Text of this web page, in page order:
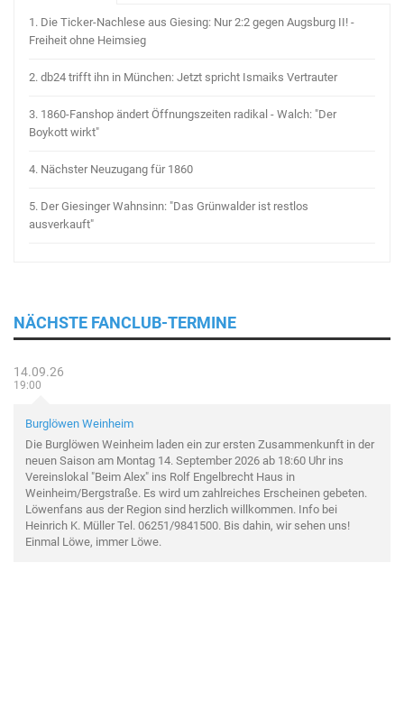
1. Die Ticker-Nachlese aus Giesing: Nur 2:2 gegen Augsburg II! -
Freiheit ohne Heimsieg
2. db24 trifft ihn in München: Jetzt spricht Ismaiks Vertrauter
3. 1860-Fanshop ändert Öffnungszeiten radikal - Walch: "Der
Boykott wirkt"
4. Nächster Neuzugang für 1860
5. Der Giesinger Wahnsinn: "Das Grünwalder ist restlos
ausverkauft"
NÄCHSTE FANCLUB-TERMINE
14.09.26
19:00
Burglöwen Weinheim
Die Burglöwen Weinheim laden ein zur ersten Zusammenkunft in der
neuen Saison am Montag 14. September 2026 ab 18:60 Uhr ins
Vereinslokal "Beim Alex" ins Rolf Engelbrecht Haus in
Weinheim/Bergstraße. Es wird um zahlreiches Erscheinen gebeten.
Löwenfans aus der Region sind herzlich willkommen. Info bei
Heinrich K. Müller Tel. 06251/9841500. Bis dahin, wir sehen uns!
Einmal Löwe, immer Löwe.